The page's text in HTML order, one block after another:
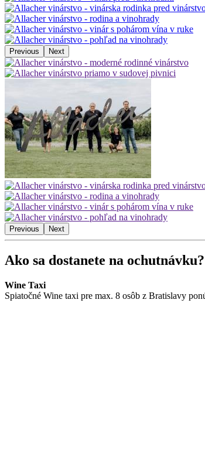
Previous Next
Previous Next
Ako sa dostanete na ochutnávku?
Wine Taxi
Spiatočné Wine taxi pre max. 8 osôb z Bratislavy